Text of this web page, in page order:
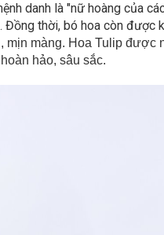
danh là "nữ hoàng của
thời, bó hoa còn được
màng. Hoa Tulip
hảo, sâu sắc.